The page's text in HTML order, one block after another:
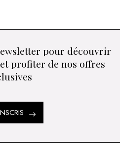
pour découvrir
profiter de nos offres